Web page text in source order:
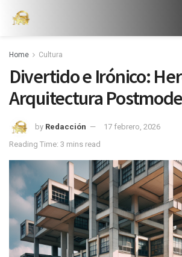
Home Cultura
Divertido e Irónico:
Arquitectura
by Redacción
17 febrero, 2026
Reading Time: 3 mins read